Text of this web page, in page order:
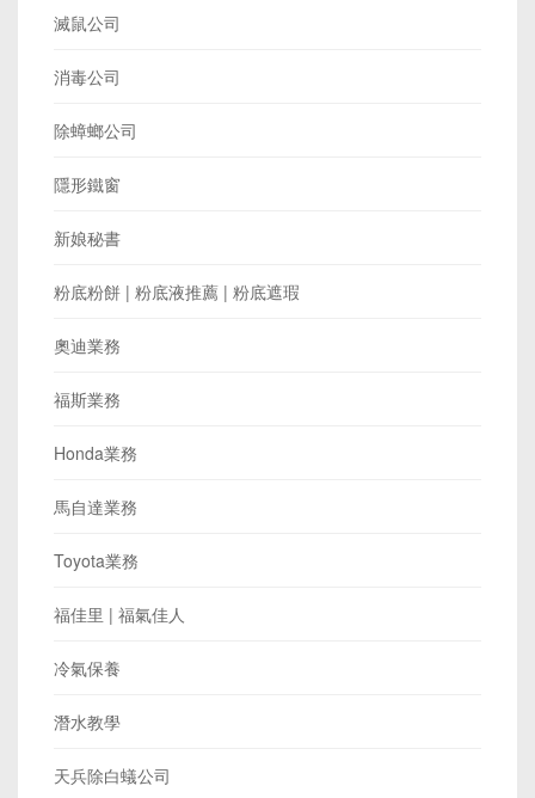
滅鼠公司
消毒公司
除蟑螂公司
隱形鐵窗
新娘秘書
粉底粉餅 | 粉底液推薦 | 粉底遮瑕
奧迪業務
福斯業務
Honda業務
馬自達業務
Toyota業務
福佳里 | 福氣佳人
冷氣保養
潛水教學
天兵除白蟻公司